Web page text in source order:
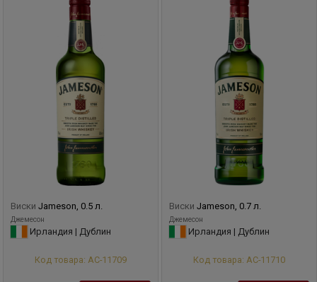
Виски Jameson, 0.5 л.
Джемесон
Ирландия | Дублин
Код товара: АС-11709
Виски Jameson, 0.7 л.
Джемесон
Ирландия | Дублин
Код товара: АС-11710